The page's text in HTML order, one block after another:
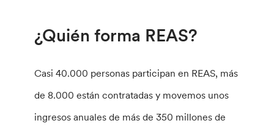
¿Quién forma REAS?
Casi 40.000 personas participan en REAS, más
de 8.000 están contratadas y movemos unos
ingresos anuales de más de 350 millones de